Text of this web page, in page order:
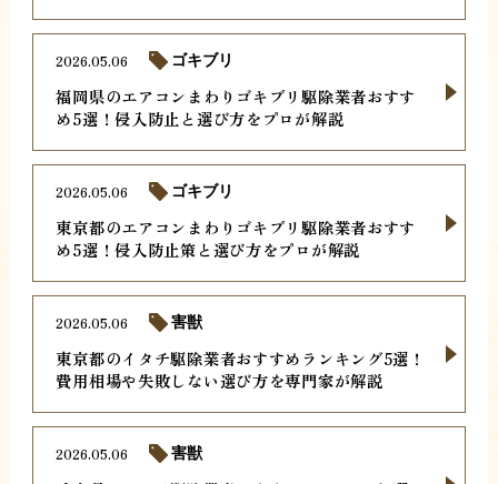
福岡県のエアコンまわりゴキブリ駆除業者おすす
め5選！侵入防止と選び方をプロが解説
2026.05.06 ゴキブリ
東京都のエアコンまわりゴキブリ駆除業者おすす
め5選！侵入防止策と選び方をプロが解説
2026.05.06 ゴキブリ
東京都のイタチ駆除業者おすすめランキング5選！
費用相場や失敗しない選び方を専門家が解説
2026.05.06 害獣
2026.05.06 害獣